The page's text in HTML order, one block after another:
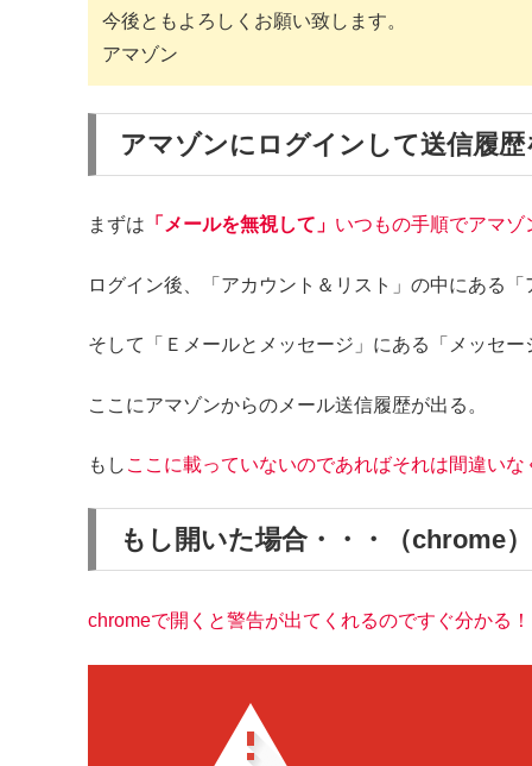
今後ともよろしくお願い致します。
アマゾン
アマゾンにログインして送信履歴
まずは 「メールを無視して」 いつもの手順でアマゾ
ログイン後、「アカウント＆リスト」の中にある
そして「Ｅメールとメッセージ」にある「メッセ
ここにアマゾンからのメール送信履歴が出る。
もし ここに載っていないのであればそれは間違いな
もし開いた場合・・・（chrome）
chromeで開くと警告が出てくれるのですぐ分かる！